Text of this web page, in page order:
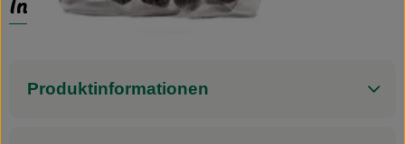
Produktinformationen